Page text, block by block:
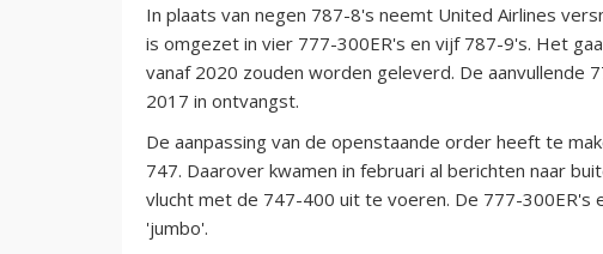
In plaats van negen 787-8's neemt United Airlines
is omgezet in vier 777-300ER's en vijf 787-9's. Het
vanaf 2020 zouden worden geleverd. De aanvullende
2017 in ontvangst.
De aanpassing van de openstaande order heeft te
747. Daarover kwamen in februari al berichten naar
vlucht met de 747-400 uit te voeren. De 777-300ER's
'jumbo'.